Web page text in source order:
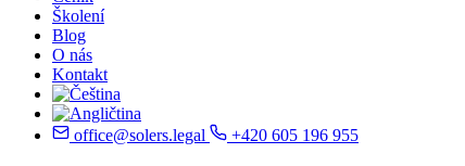
Školení
Blog
O nás
Kontakt
office@solers.legal +420 605 196 955